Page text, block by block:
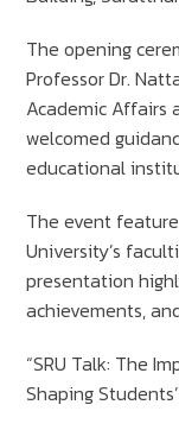
The opening
Professor Dr.
Academic Affairs
welcomed
educational
The event
University’s
presentation
achievements,
“SRU Talk: The
Shaping